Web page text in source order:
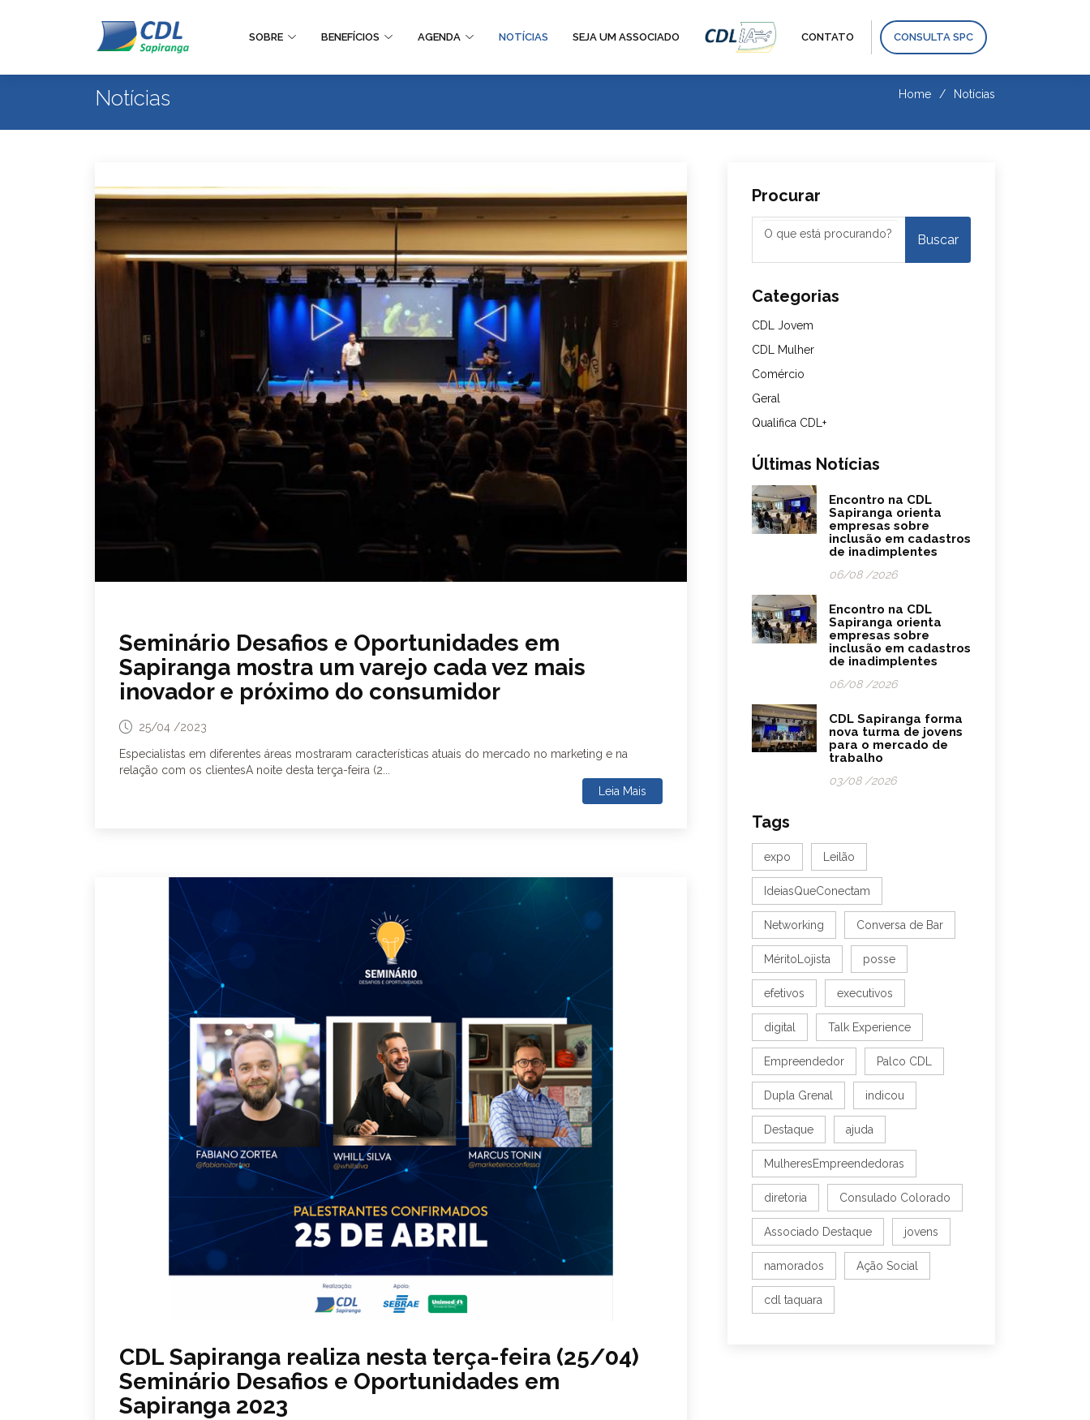
SOBRE BENEFÍCIOS AGENDA NOTÍCIAS SEJA UM ASSOCIADO CONTATO CONSULTA SPC
Notícias Home Notícias
Seminário Desafios e Oportunidades em
Sapiranga mostra um varejo cada vez mais
inovador e próximo do consumidor
25/04 /2023
Especialistas em diferentes áreas mostraram características atuais do mercado no marketing e na
relação com os clientesA noite desta terça-feira (2...
Leia Mais
CDL Sapiranga realiza nesta terça-feira (25/04)
Seminário Desafios e Oportunidades em
Sapiranga 2023
Procurar
Categorias
CDL Jovem
CDL Mulher
Comércio
Geral
Qualifica CDL+
Últimas Notícias
Encontro na CDL
Sapiranga orienta
empresas sobre
inclusão em cadastros
de inadimplentes
06/08 /2026
Encontro na CDL
Sapiranga orienta
empresas sobre
inclusão em cadastros
de inadimplentes
06/08 /2026
CDL Sapiranga forma
nova turma de jovens
para o mercado de
trabalho
03/08 /2026
Tags
expo Leilão
IdeiasQueConectam
Networking Conversa de Bar
MéritoLojista posse
efetivos executivos
digital Talk Experience
Empreendedor Palco CDL
Dupla Grenal indicou
Destaque ajuda
MulheresEmpreendedoras
diretoria Consulado Colorado
Associado Destaque jovens
namorados Ação Social
cdl taquara